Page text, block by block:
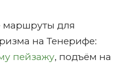
маршруты для
на Тенерифе:
пейзажу, подъём на